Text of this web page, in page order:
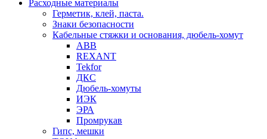
Расходные материалы
Герметик, клей, паста.
Знаки безопасности
Кабельные стяжки и основания, дюбель-хомут
ABB
REXANT
Tekfor
ДКС
Дюбель-хомуты
ИЭК
ЭРА
Промрукав
Гипс, мешки